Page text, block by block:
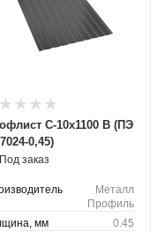
С-10х1100 B (ПЭ
0,45)
Под заказ
Металл
Профиль
мм
0.45